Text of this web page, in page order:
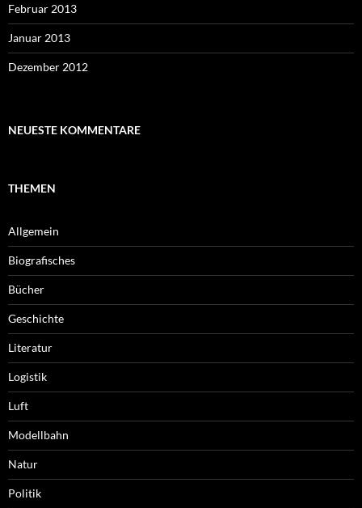
Februar 2013
Januar 2013
Dezember 2012
NEUESTE KOMMENTARE
THEMEN
Allgemein
Biografisches
Bücher
Geschichte
Literatur
Logistik
Luft
Modellbahn
Natur
Politik